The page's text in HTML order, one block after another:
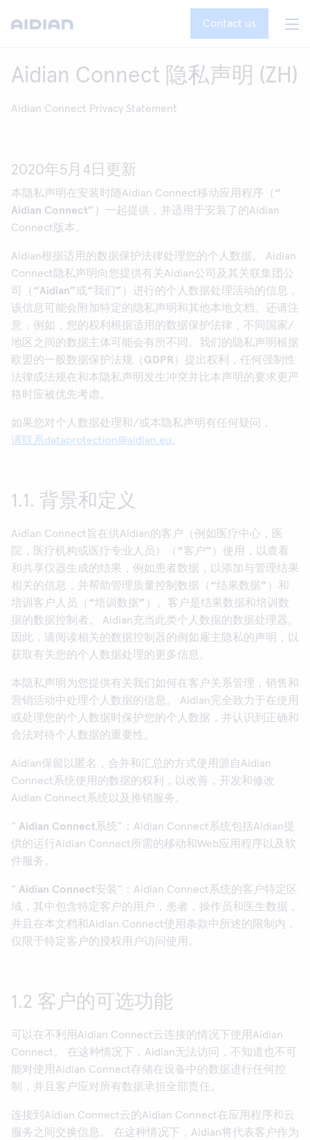
Contact us
Aidian Connect 隐私声明 (ZH)
Aidian Connect Privacy Statement
2020年5月4日更新
本隐私声明在安装时随Aidian Connect移动应用程序（ “
Aidian Connect” ）一起提供，并适用于安装了的Aidian
Connect版本。
Aidian根据适用的数据保护法律处理您的个人数据。 Aidian
Connect隐私声明向您提供有关Aidian公司及其关联集团公
司（ “Aidian”或“我们” ）进行的个人数据处理活动的信息，
该信息可能会附加特定的隐私声明和其他本地文档。还请注
意，例如，您的权利根据适用的数据保护法律，不同国家/
地区之间的数据主体可能会有所不同。我们的隐私声明根据
欧盟的一般数据保护法规（ GDPR ）提出权利，任何强制性
法律或法规在和本隐私声明发生冲突并比本声明的要求更严
格时应被优先考虑。
如果您对个人数据处理和/或本隐私声明有任何疑问，
请联系dataprotection@aidian.eu 。
1.1. 背景和定义
Aidian Connect旨在供Aidian的客户（例如医疗中心，医
院，医疗机构或医疗专业人员）（ “客户” ）使用，以查看
和共享仪器生成的结果，例如患者数据，以添加与管理结果
相关的信息，并帮助管理质量控制数据（ “结果数据” ）和
培训客户人员（ “培训数据” ）。客户是结果数​​据和培训数
据的数据控制者。 Aidian充当此类个人数据的数据处理器。
因此，请阅读相关的数据控制器的例如雇主隐私的声明，以
获取有关您的个人数据处理的更多信息。
本隐私声明为您提供有关我们如何在客户关系管理，销售和
营销活动中处理个人数据的信息。 Aidian完全致力于在使用
或处理您的个人数据时保护您的个人数据，并认识到正确和
合法对待个人数据的重要性。
Aidian保留以匿名，合并和汇总的方式使用源自Aidian
Connect系统使用的数据的权利，以改善，开发和修改
Aidian Connect系统以及推销服务。
“ Aidian Connect 系统”：Aidian Connect系统包括Aidian提
供的运行Aidian Connect所需的移动和Web应用程序以及软
件服务。
“ Aidian Connect安装”：Aidian Connect系统的客户特定区
域，其中包含特定客户的用户，患者，操作员和医生数据，
并且在本文档和Aidian Connect使用条款中所述的限制内，
仅限于特定客户的授权用户访问使用。
1.2 客户的可选功能
可以在不利用Aidian Connect云连接的情况下使用Aidian
Connect。 在这种情况下，Aidian无法访问，不知道也不可
能对使用Aidian Connect存储在设备中的数据进行任何控
制，并且客户应对所有数据承担全部责任。
连接到Aidian Connect云的Aidian Connect在应用程序和云
服务之间交换信息。 在这种情况下，Aidian将代表客户作为